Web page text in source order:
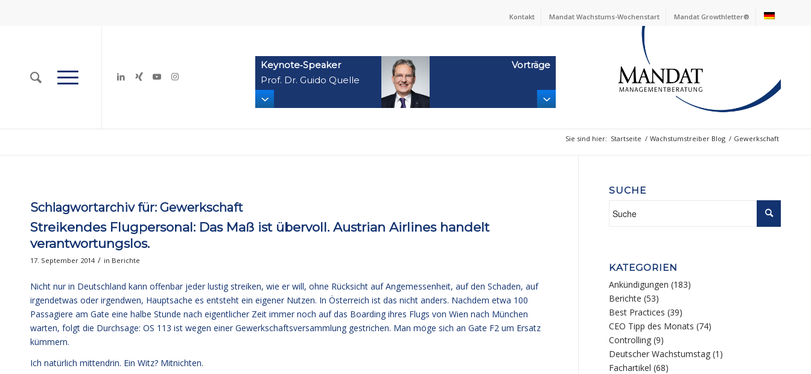
Kontakt Mandat Wachstums-Wochenstart Mandat Growthletter®
Keynote‑Speaker
Prof. Dr. Guido Quelle
Vorträge
Sie sind hier: Startseite / Wachstumstreiber Blog / Gewerkschaft
Schlagwortarchiv für: Gewerkschaft
Streikendes Flugpersonal: Das Maß ist übervoll. Austrian Airlines handelt
verantwortungslos.
17. September 2014 / in Berichte
Nicht nur in Deutschland kann offenbar jeder lustig streiken, wie er will, ohne Rücksicht auf Angemessenheit, auf den Schaden, auf
irgendetwas oder irgendwen, Hauptsache es entsteht ein eigener Nutzen. In Österreich ist das nicht anders. Nachdem etwa 100
Passagiere am Gate eine halbe Stunde nach eigentlicher Zeit immer noch auf das Boarding ihres Flugs von Wien nach München
warten, folgt die Durchsage: OS 113 ist wegen einer Gewerkschaftsversammlung gestrichen. Man möge sich an Gate F2 um Ersatz
kümmern.
Ich natürlich mittendrin. Ein Witz? Mitnichten.
SUCHE
KATEGORIEN
Ankündigungen (183)
Berichte (53)
Best Practices (39)
CEO Tipp des Monats (74)
Controlling (9)
Deutscher Wachstumstag (1)
Fachartikel (68)